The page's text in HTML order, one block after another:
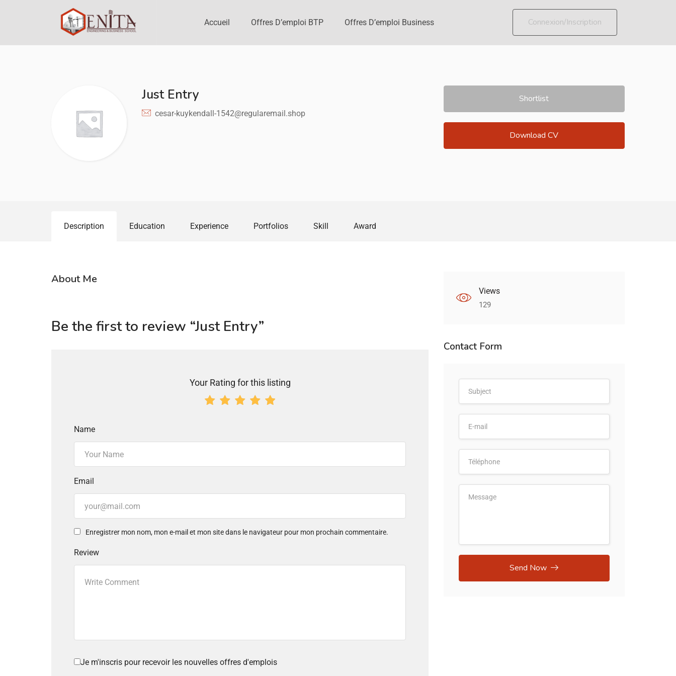
Accueil Offres D’emploi BTP Offres D’emploi Business Connexion/Inscription
Just Entry
cesar-kuykendall-1542@regularemail.shop
Shortlist
Download CV
Description Education Experience Portfolios Skill Award
About Me
Be the first to review “Just Entry”
Your Rating for this listing
Name
Email
Enregistrer mon nom, mon e-mail et mon site dans le navigateur pour mon prochain commentaire.
Review
Je m'inscris pour recevoir les nouvelles offres d'emplois
Views
129
Contact Form
Send Now